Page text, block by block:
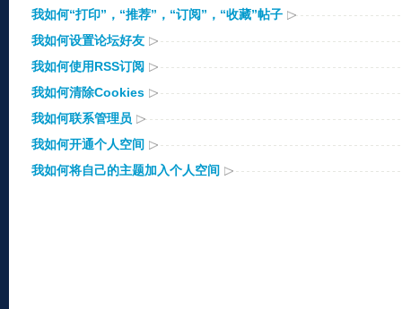
我如何“打印”，“推荐”，“订阅”，“收藏”帖子
我如何设置论坛好友
我如何使用RSS订阅
我如何清除Cookies
我如何联系管理员
我如何开通个人空间
我如何将自己的主题加入个人空间